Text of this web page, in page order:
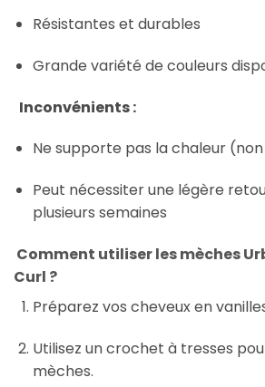
Résistantes et durables
Grande variété de couleurs
Inconvénients :
Ne supporte pas la chaleur
Peut nécessiter une légère
plusieurs semaines
Comment utiliser les mèches
Curl ?
Préparez vos cheveux en
Utilisez un crochet à tresses
mèches.